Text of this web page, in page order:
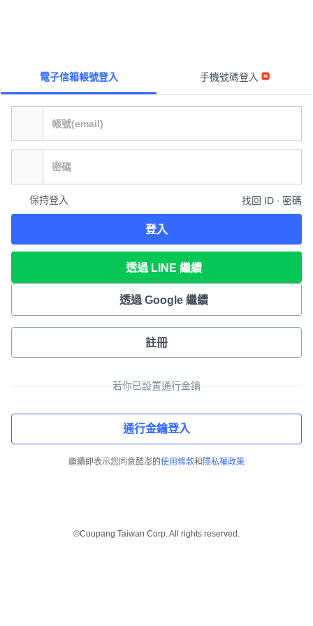
電子信箱帳號登入 手機號碼登入
保持登入 找回 ID ∙ 密碼
登入
透過 LINE 繼續
透過 Google 繼續
註冊
若你已設置通行金鑰
通行金鑰登入
繼續即表示您同意酷澎的使用條款和 隱私權政策
©Coupang Taiwan Corp. All rights reserved.